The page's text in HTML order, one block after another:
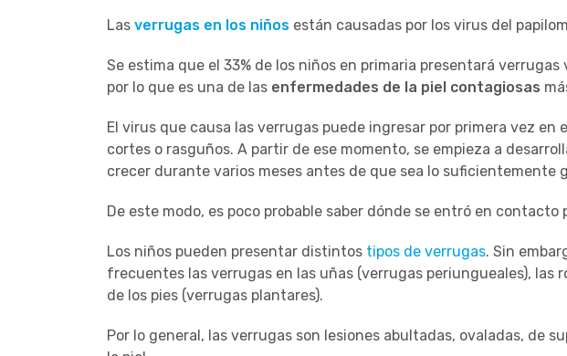
Las verrugas en los niños están causadas por los virus del
Se estima que el 33% de los niños en primaria presentará
por lo que es una de las enfermedades de la piel contagiosas
El virus que causa las verrugas puede ingresar por primera vez en
cortes o rasguños. A partir de ese momento, se empieza a
crecer durante varios meses antes de que sea lo suficientemente
De este modo, es poco probable saber dónde se entró en contacto
Los niños pueden presentar distintos tipos de verrugas. Sin
frecuentes las verrugas en las uñas (verrugas periungueales), las
de los pies (verrugas plantares).
Por lo general, las verrugas son lesiones abultadas, ovaladas, de